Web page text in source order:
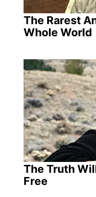
The Rarest
Whole World
The Truth
Free